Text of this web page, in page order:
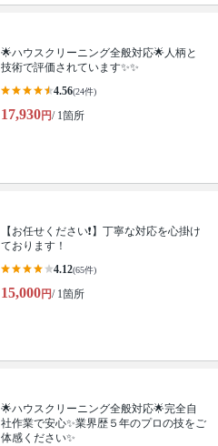
🌟ハウスクリーニング全般対応🌟人柄と
技術で評価されています✨✨
4.56(24件)
17,930円/ 1箇所
【お任せください❗️】丁寧な対応を心掛け
ております！
4.12(65件)
15,000円/ 1箇所
🌟ハウスクリーニング全般対応🌟完全自
社作業で安心✨業界歴５年のプロの技をご
体感ください✨